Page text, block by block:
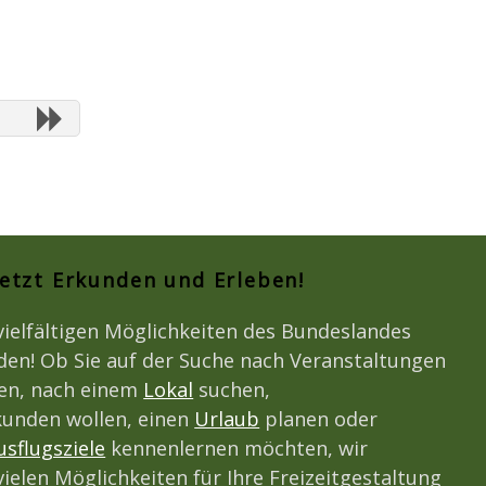
Erkunden und Erleben!
Möglichkeiten des Bundeslandes
Ob Sie auf der Suche nach Veranstaltungen
nach einem Lokal suchen,
wollen, einen Urlaub planen oder
kennenlernen möchten, wir
Möglichkeiten für Ihre Freizeitgestaltung